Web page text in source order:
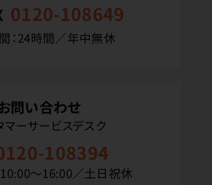
0120-108649
：24時間／年中無休
問い合わせ
マーサービスデスク
108394
〜16:00／土日祝休